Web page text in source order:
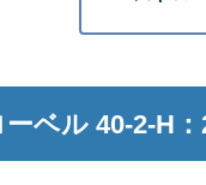
ーベル 40-2-H